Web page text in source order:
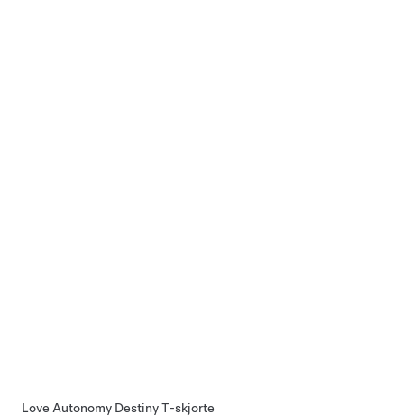
Love Autonomy Destiny T-skjorte